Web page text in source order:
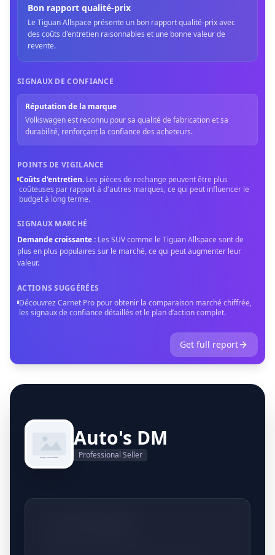
Bon rapport qualité-prix
Le Tiguan Allspace présente un bon rapport qualité-prix avec
des coûts d'entretien raisonnables et une bonne valeur de
revente.
SIGNAUX DE CONFIANCE
Réputation de la marque
Volkswagen est reconnu pour sa qualité de fabrication et sa
durabilité, renforçant la confiance des acheteurs.
POINTS DE VIGILANCE
Coûts d'entretien. Les pièces de rechange peuvent être plus
coûteuses par rapport à d'autres marques, ce qui peut influencer le
budget à long terme.
SIGNAUX MARCHÉ
Demande croissante: Les SUV comme le Tiguan Allspace sont de
plus en plus populaires sur le marché, ce qui peut augmenter leur
valeur.
ACTIONS SUGGÉRÉES
Découvrez Carnet Pro pour obtenir la comparaison marché chiffrée,
les signaux de confiance détaillés et le plan d’action complet.
Get full report
Auto's DM
Professional Seller